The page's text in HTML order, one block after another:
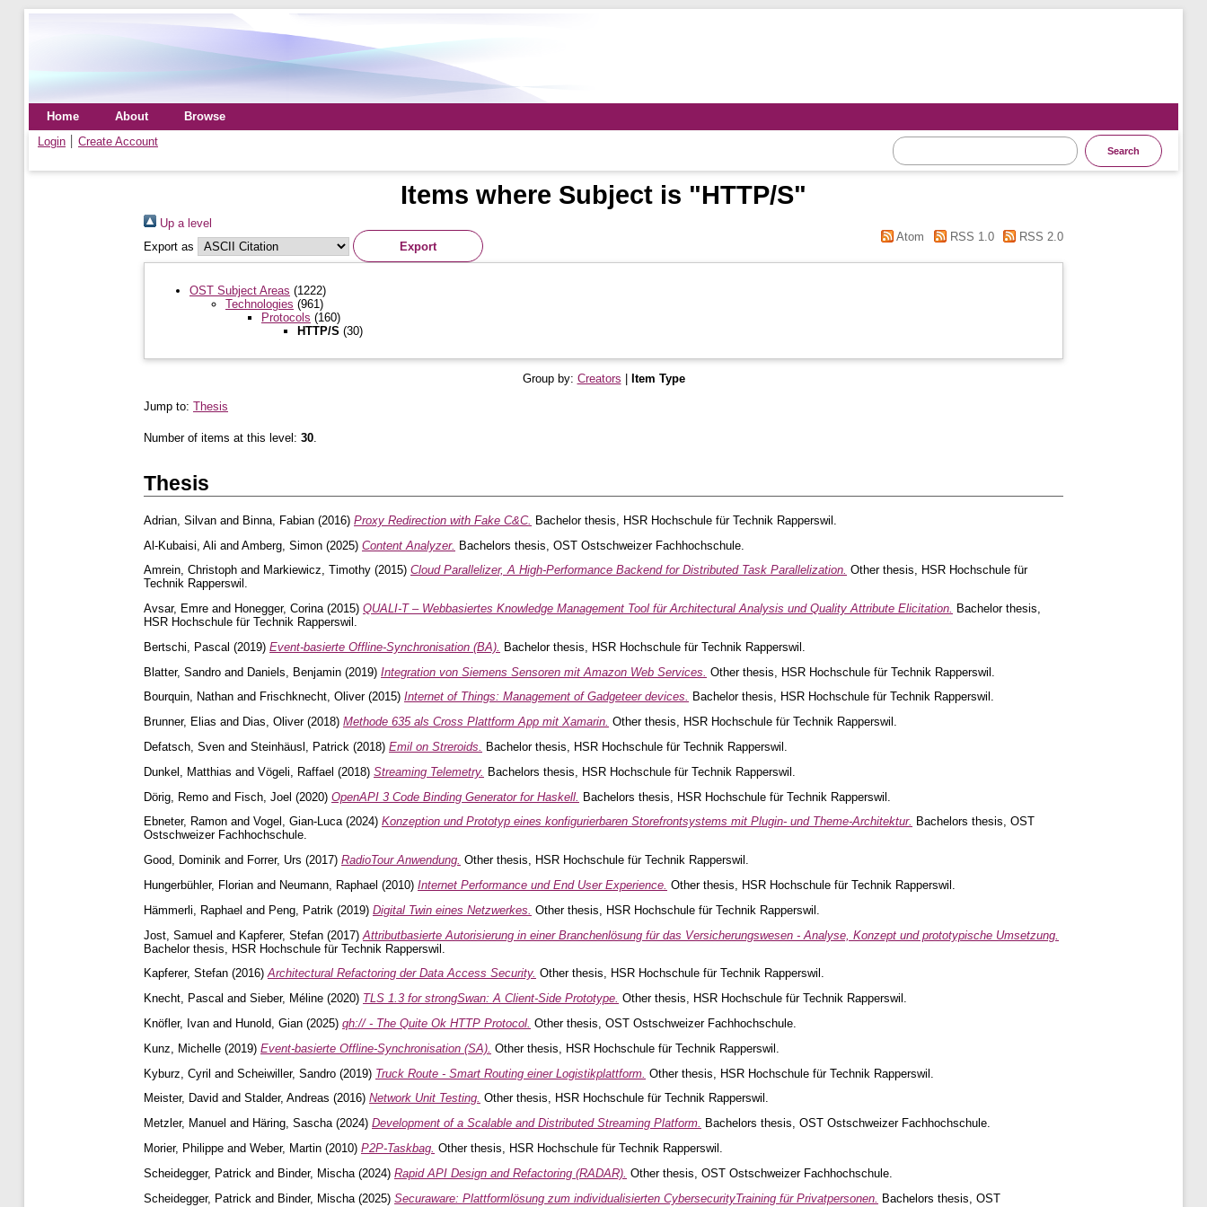
Home About
Browse
Login
Create Account
Items where Subject is "HTTP/S"
Up a level
Export as
Atom RSS 1.0 RSS 2.0
OST Subject Areas (1222)
Technologies (961)
Protocols (160)
HTTP/S (30)
Group by: Creators | Item Type
Jump to: Thesis
Number of items at this level: 30
Thesis
Adrian, Silvan and Binna, Fabian (2016) Proxy Redirection with Fake C&C. Bachelor thesis, HSR Hochschule für Technik Rapperswil.
Al-Kubaisi, Ali and Amberg, Simon (2025) Content Analyzer. Bachelors thesis, OST Ostschweizer Fachhochschule.
Amrein, Christoph and Markiewicz, Timothy (2015) Cloud Parallelizer, A High-Performance Backend for Distributed Task Parallelization. Other thesis, HSR Hochschule für
Technik Rapperswil.
Avsar, Emre and Honegger, Corina(2015) QUALI-T – Webbasiertes Knowledge Management Tool für Architectural Analysis und Quality Attribute Elicitation. Bachelor thesis,
HSR Hochschule für Technik Rapperswil.
Bertschi, Pascal (2019) Event-basierte Offline-Synchronisation (BA).
Bachelor thesis, HSR Hochschule für Technik Rapperswil.
Blatter, Sandro and Daniels, Benjamin (2019) Integration von Siemens Sensoren mit Amazon Web Services. Other thesis, HSR Hochschule für Technik Rapperswil.
Bourquin, Nathan and Frischknecht, Oliver(2015) Internet of Things: Management of Gadgeteer devices. Bachelor thesis, HSR Hochschule für Technik Rapperswil.
Brunner, Elias and Dias, Oliver(2018) Methode 635 als Cross Plattform App mit Xamarin. Other thesis, HSR Hochschule für Technik Rapperswil.
Defatsch, Sven and Steinhäusl, Patrick (2018) Emil on Streroids. Bachelor thesis, HSR Hochschule für Technik Rapperswil.
Dunkel, Matthias and Vögeli, Raffael (2018) Streaming Telemetry. Bachelors thesis, HSR Hochschule für Technik Rapperswil.
Dörig, Remo and Fisch, Joel (2020) OpenAPI 3 Code Binding Generator for Haskell. Bachelors thesis, HSR Hochschule für Technik Rapperswil.
Ebneter, Ramon and Vogel, Gian-Luca(2024) Konzeption und Prototyp eines konfigurierbaren Storefrontsystems mit Plugin- und Theme-Architektur. Bachelors thesis, OST
Ostschweizer Fachhochschule.
Good, Dominik and Forrer, Urs (2017) RadioTour Anwendung. Other thesis, HSR Hochschule für Technik Rapperswil.
Hungerbühler, Florian and Neumann, Raphael (2010) Internet Performance und End User Experience. Other thesis, HSR Hochschule für Technik Rapperswil.
Hämmerli, Raphael and Peng, Patrik (2019) Digital Twin eines Netzwerkes. Other thesis, HSR Hochschule für Technik Rapperswil.
Jost, Samuel and Kapferer, Stefan (2017) Attributbasierte Autorisierung in einer Branchenlösung für das Versicherungswesen - Analyse, Konzept und prototypische Umsetzung.
Bachelor thesis, HSR Hochschule für Technik Rapperswil.
Kapferer, Stefan (2016)Architectural Refactoring der Data Access Security. Other thesis, HSR Hochschule für Technik Rapperswil.
Knecht, Pascal and Sieber, Méline (2020) TLS 1.3 for strongSwan: A Client-Side Prototype. Other thesis, HSR Hochschule für Technik Rapperswil.
Knöfler, Ivan and Hunold, Gian (2025) qh:// - The Quite Ok HTTP Protocol. Other thesis, OST Ostschweizer Fachhochschule.
Kunz, Michelle (2019) Event-basierte Offline-Synchronisation (SA). Other thesis, HSR Hochschule für Technik Rapperswil.
Kyburz, Cyril and Scheiwiller, Sandro (2019) Truck Route - Smart Routing einer Logistikplattform. Other thesis, HSR Hochschule für Technik Rapperswil.
Meister, David and Stalder, Andreas (2016) Network Unit Testing. Other thesis, HSR Hochschule für Technik Rapperswil.
Metzler, Manuel and Häring, Sascha(2024) Development of a Scalable and Distributed Streaming Platform. Bachelors thesis, OST Ostschweizer Fachhochschule.
Morier, Philippe and Weber, Martin (2010) P2P-Taskbag. Other thesis, HSR Hochschule für Technik Rapperswil.
Scheidegger, Patrick and Binder, Mischa (2024) Rapid API Design and Refactoring (RADAR). Other thesis, OST Ostschweizer Fachhochschule.
Scheidegger, Patrick and Binder, Mischa (2025) Securaware: Plattformlösung zum individualisierten CybersecurityTraining für Privatpersonen. Bachelors thesis, OST